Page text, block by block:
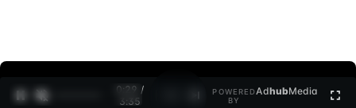
0:30 /
3:35
POWERED
BY
AdhubMedia